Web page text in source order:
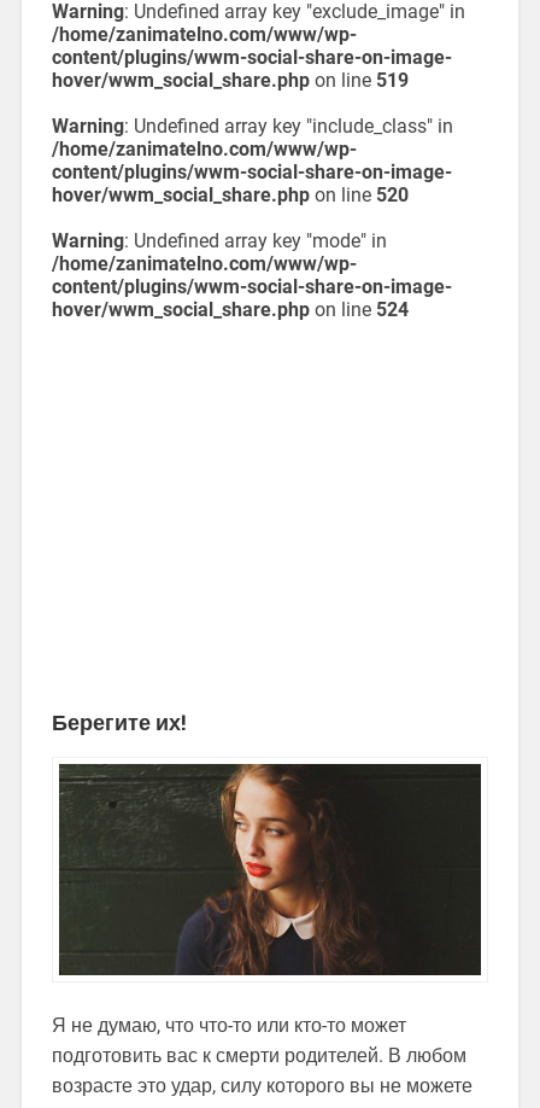
Warning: Undefined array key "exclude_image" in
/home/zanimatelno.com/www/wp-
content/plugins/wwm-social-share-on-image-
hover/wwm_social_share.phpon line 519
Warning: Undefined array key "include_class" in
/home/zanimatelno.com/www/wp-
content/plugins/wwm-social-share-on-image-
hover/wwm_social_share.phpon line 520
Warning: Undefined array key "mode" in
/home/zanimatelno.com/www/wp-
content/plugins/wwm-social-share-on-image-
hover/wwm_social_share.phpon line 524
Берегите их!
Я не думаю, что что-то или кто-то может
подготовить вас к смерти родителей. В любом
возрасте это удар, силу которого вы не можете